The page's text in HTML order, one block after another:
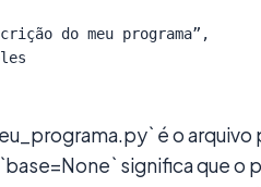
do meu programa”,
é o arquivo
significa que o